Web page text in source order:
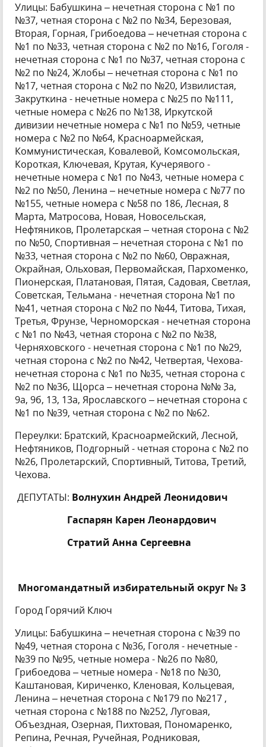
Улицы: Бабушкина – нечетная сторона с №1 по
№37, четная сторона с №2 по №34, Березовая,
Вторая, Горная, Грибоедова – нечетная сторона с
№1 по №33, четная сторона с №2 по №16, Гоголя -
нечетная сторона с №1 по №37, четная сторона с
№2 по №24, Жлобы – нечетная сторона с №1 по
№17, четная сторона с №2 по №20, Извилистая,
Закруткина - нечетные номера с №25 по №111,
четные номера с №26 по №138, Иркутской
дивизии нечетные номера с №1 по №59, четные
номера с №2 по №64, Красноармейская,
Коммунистическая, Ковалевой, Комсомольская,
Короткая, Ключевая, Крутая, Кучерявого -
нечетные номера с №1 по №43, четные номера с
№2 по №50, Ленина – нечетные номера с №77 по
№155, четные номера с №58 по 186, Лесная, 8
Марта, Матросова, Новая, Новосельская,
Нефтяников, Пролетарская – четная сторона с №2
по №50, Спортивная – нечетная сторона с №1 по
№33, четная сторона с №2 по №60, Овражная,
Окрайная, Ольховая, Первомайская, Пархоменко,
Пионерская, Платановая, Пятая, Садовая, Светлая,
Советская, Тельмана - нечетная сторона №1 по
№41, четная сторона с №2 по №44, Титова, Тихая,
Третья, Фрунзе, Черноморская - нечетная сторона
с №1 по №43, четная сторона с №2 по №38,
Черняховского - нечетная сторона с №1 по №29,
четная сторона с №2 по №42, Четвертая, Чехова-
нечетная сторона с №1 по №35, четная сторона с
№2 по №36, Щорса – нечетная сторона №№ 3а,
9а, 9б, 13, 13а, Ярославского – нечетная сторона с
№1 по №39, четная сторона с №2 по №62.
Переулки: Братский, Красноармейский, Лесной,
Нефтяников, Подгорный - четная сторона с №2 по
№26, Пролетарский, Спортивный, Титова, Третий,
Чехова.
ДЕПУТАТЫ: Волнухин Андрей Леонидович
Гаспарян Карен Леонардович
Стратий Анна Сергеевна
Многомандатный избирательный округ № 3
Город Горячий Ключ
Улицы: Бабушкина – нечетная сторона с №39 по
№49, четная сторона с №36, Гоголя - нечетные -
№39 по №95, четные номера - №26 по №80,
Грибоедова – четные номера - №18 по №30,
Каштановая, Кириченко, Кленовая, Кольцевая,
Ленина – нечетная сторона с №179 по №217 ,
четная сторона с №188 по №252, Луговая,
Объездная, Озерная, Пихтовая, Пономаренко,
Репина, Речная, Ручейная, Родниковая,